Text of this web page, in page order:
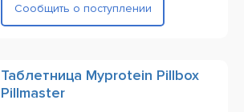
Сообщить о поступлении
Таблетница Myprotein Pillbox
Pillmaster